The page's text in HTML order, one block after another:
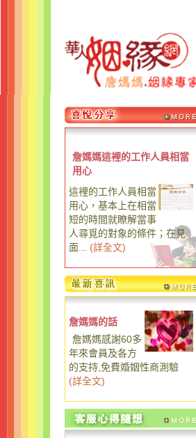
詹媽媽這裡的工作人員相當
用心
這裡的工作人員相當
用心，基本上在相當
短的時間就瞭解當事
人尋覓的對象的條件；在見
面...
(詳全文)
詹媽媽的話
詹媽媽感謝60多
年來會員及各方
的支持,免費婚姻性商測驗
(詳全文)